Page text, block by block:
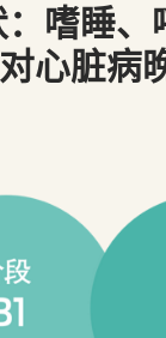
嗜睡
心脏病